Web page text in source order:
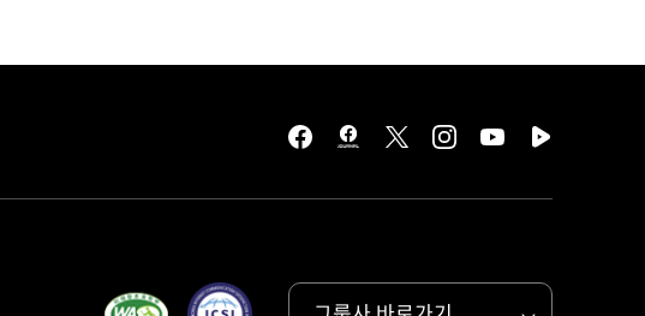
facebook
hmg
facebook
twitterinstagramyoutubenaver